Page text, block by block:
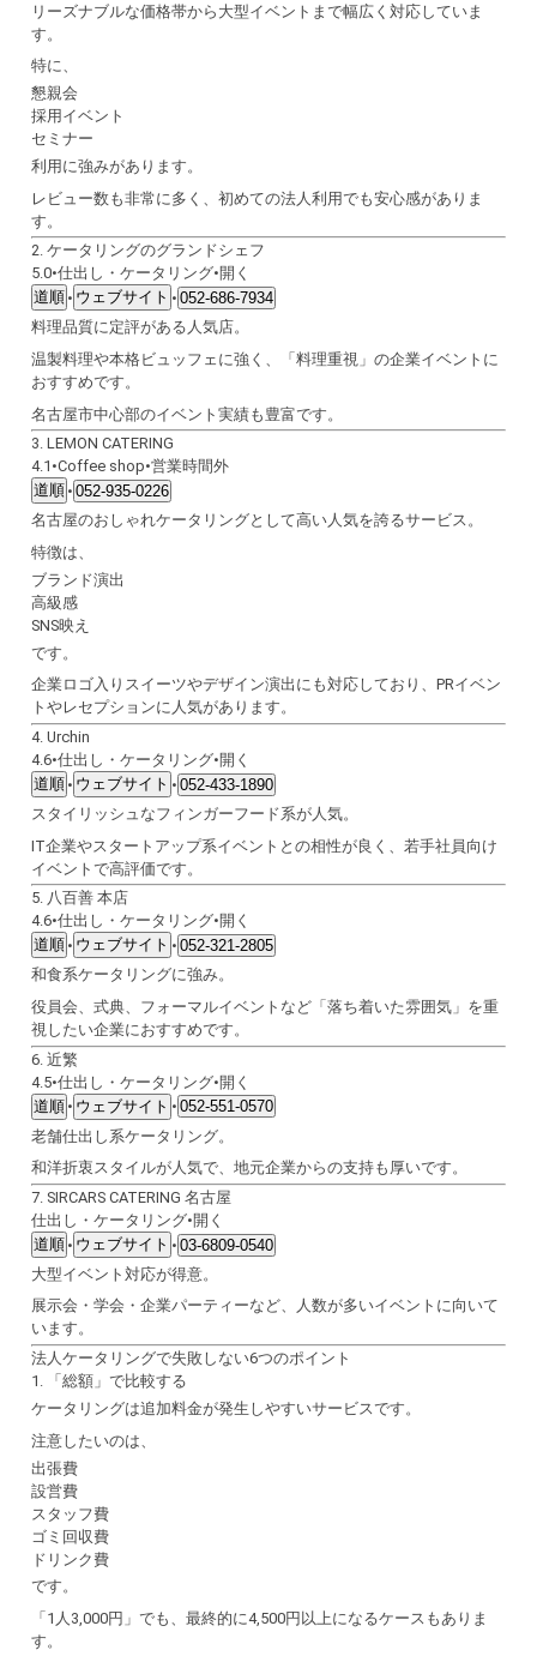
リーズナブルな価格帯から大型イベントまで幅広く対応していま
す。
特に、
懇親会
採用イベント
セミナー
利用に強みがあります。
レビュー数も非常に多く、初めての法人利用でも安心感がありま
す。
2.ケータリングのグランドシェフ
5.0•仕出し・ケータリング•開く
道順 • ウェブサイト • 052-686-7934
料理品質に定評がある人気店。
温製料理や本格ビュッフェに強く、「料理重視」の企業イベントに
おすすめです。
名古屋市中心部のイベント実績も豊富です。
3.LEMON CATERING
4.1 •Coffee shop•営業時間外
道順 • 052-935-0226
名古屋のおしゃれケータリングとして高い人気を誇るサービス。
特徴は、
ブランド演出
高級感
SNS映え
です。
企業ロゴ入りスイーツやデザイン演出にも対応しており、PRイベン
トやレセプションに人気があります。
4.Urchin
4.6•仕出し・ケータリング•開く
道順 • ウェブサイト • 052-433-1890
スタイリッシュなフィンガーフード系が人気。
IT企業やスタートアップ系イベントとの相性が良く、若手社員向け
イベントで高評価です。
5. 八百善 本店
4.6•仕出し・ケータリング•開く
道順 • ウェブサイト • 052-321-2805
和食系ケータリングに強み。
役員会、式典、フォーマルイベントなど「落ち着いた雰囲気」を重
視したい企業におすすめです。
6.近繁
4.5•仕出し・ケータリング•開く
道順 • ウェブサイト • 052-551-0570
老舗仕出し系ケータリング。
和洋折衷スタイルが人気で、地元企業からの支持も厚いです。
7. SIRCARS CATERING 名古屋
仕出し・ケータリング•開く
道順 • ウェブサイト • 03-6809-0540
大型イベント対応が得意。
展示会・学会・企業パーティーなど、人数が多いイベントに向いて
います。
法人ケータリングで失敗しない6つのポイント
1. 「総額」で比較する
ケータリングは追加料金が発生しやすいサービスです。
注意したいのは、
出張費
設営費
スタッフ費
ゴミ回収費
ドリンク費
です。
「1人3,000円」でも、最終的に4,500円以上になるケースもありま
す。